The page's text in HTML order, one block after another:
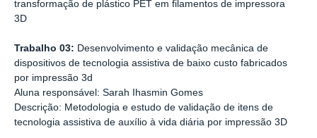
transformação de plástico PET em filamentos de impressora
3D
Trabalho 03: Desenvolvimento e validação mecânica de
dispositivos de tecnologia assistiva de baixo custo fabricados
por impressão 3d
Aluna responsável: Sarah Ihasmin Gomes
Descrição: Metodologia e estudo de validação de itens de
tecnologia assistiva de auxílio à vida diária por impressão 3D